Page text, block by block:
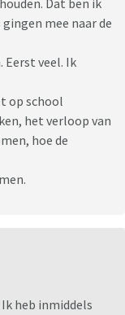
Dat ben ik
mee naar de
Eerst veel. Ik
op school
het verloop van
hoe de
heb inmiddels